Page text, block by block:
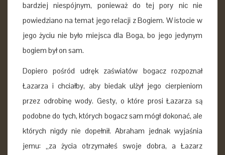
bardziej niespójnym, ponieważ do tej pory nic nie
powiedziano na temat jego relacji z Bogiem. W istocie w
jego życiu nie było miejsca dla Boga, bo jego jedynym
bogiem był on sam.
Dopiero pośród udręk zaświatów bogacz rozpoznał
Łazarza i chciałby, aby biedak ulżył jego cierpieniom
przez odrobinę wody. Gesty, o które prosi Łazarza są
podobne do tych, których bogacz sam mógł dokonać, ale
których nigdy nie dopełnił. Abraham jednak wyjaśnia
jemu: „za życia otrzymałeś swoje dobra, a Łazarz